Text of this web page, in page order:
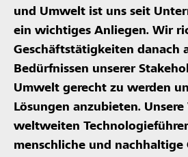
und Umwelt ist uns seit
ein wichtiges Anliegen. Wir
Geschäftstätigkeiten danach
Bedürfnissen unserer
Umwelt gerecht zu werden
Lösungen anzubieten.
weltweiten
menschliche und nachhaltige